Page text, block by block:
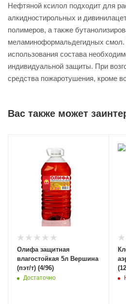
Нефтяной ксилол подходит для
алкидностирольных и
полимеров, а также
меламиноформальдегидных смол.
использования состава
индивидуальной защиты. При
средства пожаротушения, кроме
Вас также может
Олифа защитная
влагостойкая 5л Вершина
(пэт/т) (4/96)
Достаточно